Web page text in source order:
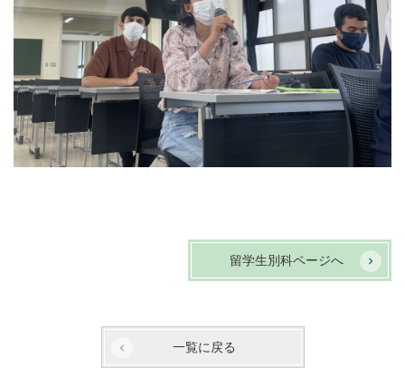
留学生別科ページへ
一覧に戻る